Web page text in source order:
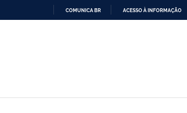
COMUNICA BR ACESSO À INFORMAÇÃO